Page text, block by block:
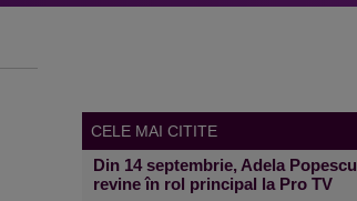
CELE MAI CITITE
Din 14 septembrie, Adela Popescu
revine în rol principal la Pro TV